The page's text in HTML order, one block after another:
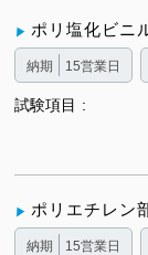
ポリ塩化ビニ
納期 15営業日
試験項目
ポリエチレン
納期 15営業日